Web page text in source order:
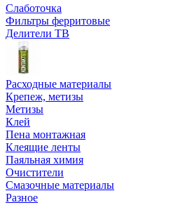
Слаботочка
Фильтры ферритовые
Делители ТВ
Расходные материалы
Крепеж, метизы
Метизы
Клей
Пена монтажная
Клеящие ленты
Паяльная химия
Очистители
Смазочные материалы
Разное